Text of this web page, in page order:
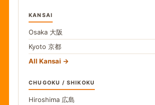
KANSAI
Osaka 大阪
Kyoto 京都
All Kansai
CHUGOKU / SHIKOKU
Hiroshima 広島